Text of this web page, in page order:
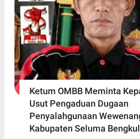
Ketum OMBB Meminta
Usut Pengaduan Dugaan
Penyalahgunaan
Kabupaten Seluma